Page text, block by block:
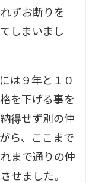
ずお断りを
しまいまし
は９年と１０
を下げる事を
得せず別の仲
ら、ここまで
まで通りの仲
せました。